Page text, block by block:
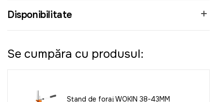
Disponibilitate
Se cumpăra cu produsul:
Stand de foraj WOKIN 38-43MM